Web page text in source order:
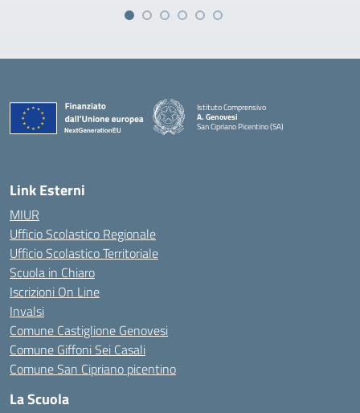
Istituto Comprensivo
A. Genovesi
San Cipriano Picentino (SA)
— Visita la pagina iniziale della scuola
Link Esterni
MIUR
Ufficio Scolastico Regionale
Ufficio Scolastico Territoriale
Scuola in Chiaro
Iscrizioni On Line
Invalsi
Comune Castiglione Genovesi
Comune Giffoni Sei Casali
Comune San Cipriano picentino
La Scuola